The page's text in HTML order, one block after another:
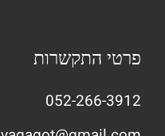
פרטי התקשרות
052-266-3912